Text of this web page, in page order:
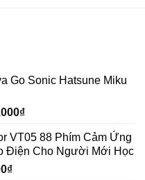
Go Sonic Hatsune Miku
₫
VT05 88 Phím Cảm Ứng
Điện Cho Người Mới Học
₫